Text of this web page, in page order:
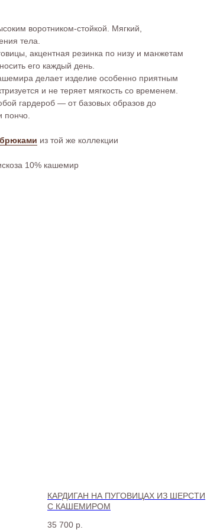
воротником-стойкой. Мягкий,
тела.
акцентная резинка по низу и манжетам
его каждый день.
делает изделие особенно приятным
и не теряет мягкость со временем.
гардероб — от базовых образов до
пончо.
брюками из той же коллекции
10% кашемир
КАРДИГАН НА ПУГОВИЦАХ ИЗ ШЕРСТИ
С КАШЕМИРОМ
35 700 р.